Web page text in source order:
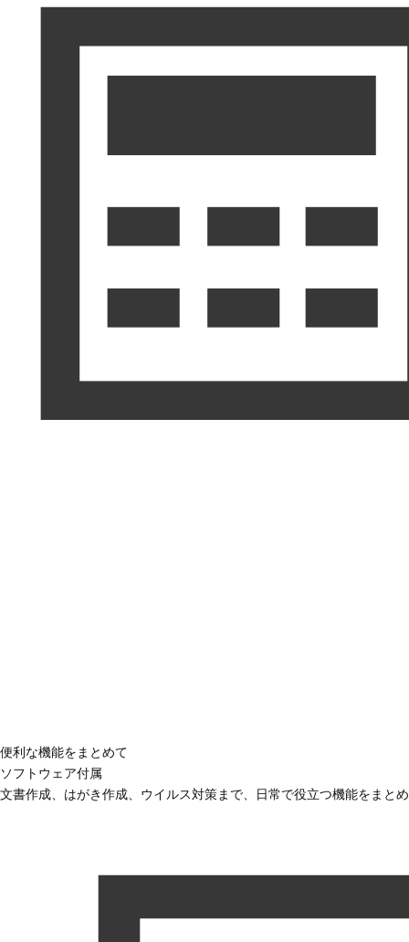
便利な機能をまとめて
ソフトウェア付属
文書作成、はがき作成、ウイルス対策まで、日常で役立つ機能をまと